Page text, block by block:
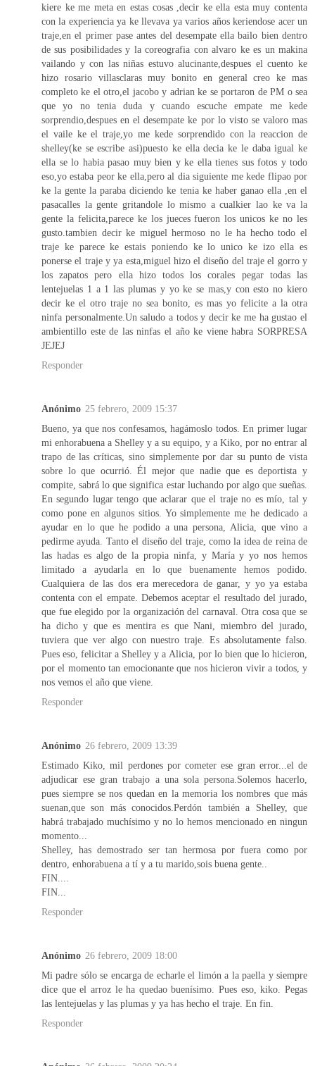
kiere ke me meta en estas cosas ,decir ke ella esta muy contenta
con la experiencia ya ke llevava ya varios años keriendose acer un
traje,en el primer pase antes del desempate ella bailo bien dentro
de sus posibilidades y la coreografia con alvaro ke es un makina
vailando y con las niñas estuvo alucinante,despues el cuento ke
hizo rosario villasclaras muy bonito en general creo ke mas
completo ke el otro,el jacobo y adrian ke se portaron de PM o sea
que yo no tenia duda y cuando escuche empate me kede
sorprendio,despues en el desempate ke por lo visto se valoro mas
el vaile ke el traje,yo me kede sorprendido con la reaccion de
shelley(ke se escribe asi)puesto ke ella decia ke le daba igual ke
ella se lo habia pasao muy bien y ke ella tienes sus fotos y todo
eso,yo estaba peor ke ella,pero al dia siguiente me kede flipao por
ke la gente la paraba diciendo ke tenia ke haber ganao ella ,en el
pasacalles la gente gritandole lo mismo a cualkier lao ke va la
gente la felicita,parece ke los jueces fueron los unicos ke no les
gusto.tambien decir ke miguel hermoso no le ha hecho todo el
traje ke parece ke estais poniendo ke lo unico ke izo ella es
ponerse el traje y ya esta,miguel hizo el diseño del traje el gorro y
los zapatos pero ella hizo todos los corales pegar todas las
lentejuelas 1 a 1 las plumas y yo ke se mas,y con esto no kiero
decir ke el otro traje no sea bonito, es mas yo felicite a la otra
ninfa personalmente.Un saludo a todos y decir ke me ha gustao el
ambientillo este de las ninfas el año ke viene habra SORPRESA
JEJEJ
Responder
Anónimo 25 febrero, 2009 15:37
Bueno, ya que nos confesamos, hagámoslo todos. En primer lugar
mi enhorabuena a Shelley y a su equipo, y a Kiko, por no entrar al
trapo de las críticas, sino simplemente por dar su punto de vista
sobre lo que ocurrió. Él mejor que nadie que es deportista y
compite, sabrá lo que significa estar luchando por algo que sueñas.
En segundo lugar tengo que aclarar que el traje no es mío, tal y
como pone en algunos sitios. Yo simplemente me he dedicado a
ayudar en lo que he podido a una persona, Alicia, que vino a
pedirme ayuda. Tanto el diseño del traje, como la idea de reina de
las hadas es algo de la propia ninfa, y María y yo nos hemos
limitado a ayudarla en lo que buenamente hemos podido.
Cualquiera de las dos era merecedora de ganar, y yo ya estaba
contenta con el empate. Debemos aceptar el resultado del jurado,
que fue elegido por la organización del carnaval. Otra cosa que se
ha dicho y que es mentira es que Nani, miembro del jurado,
tuviera que ver algo con nuestro traje. Es absolutamente falso.
Pues eso, felicitar a Shelley y a Alicia, por lo bien que lo hicieron,
por el momento tan emocionante que nos hicieron vivir a todos, y
nos vemos el año que viene.
Responder
Anónimo 26 febrero, 2009 13:39
Estimado Kiko, mil perdones por cometer ese gran error...el de
adjudicar ese gran trabajo a una sola persona.Solemos hacerlo,
pues siempre se nos quedan en la memoria los nombres que más
suenan,que son más conocidos.Perdón también a Shelley, que
habrá trabajado muchísimo y no lo hemos mencionado en ningun
momento...
Shelley, has demostrado ser tan hermosa por fuera como por
dentro, enhorabuena a tí y a tu marido,sois buena gente..
FIN....
FIN...
Responder
Anónimo 26 febrero, 2009 18:00
Mi padre sólo se encarga de echarle el limón a la paella y siempre
dice que el arroz le ha quedao buenísimo. Pues eso, kiko. Pegas
las lentejuelas y las plumas y ya has hecho el traje. En fin.
Responder